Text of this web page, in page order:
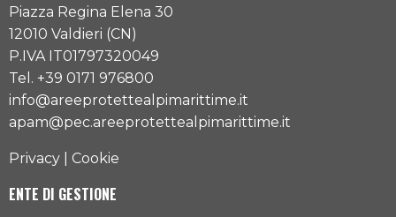
Piazza Regina Elena 30
12010 Valdieri (CN)
P.IVA IT01797320049
Tel. +39 0171 976800
info@areeprotettealpimarittime.it
apam@pec.areeprotettealpimarittime.it
Privacy Cookie
ENTE DI GESTIONE